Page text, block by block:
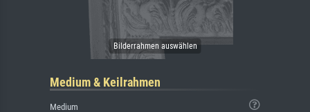
Medium & Keilrahmen
Medium